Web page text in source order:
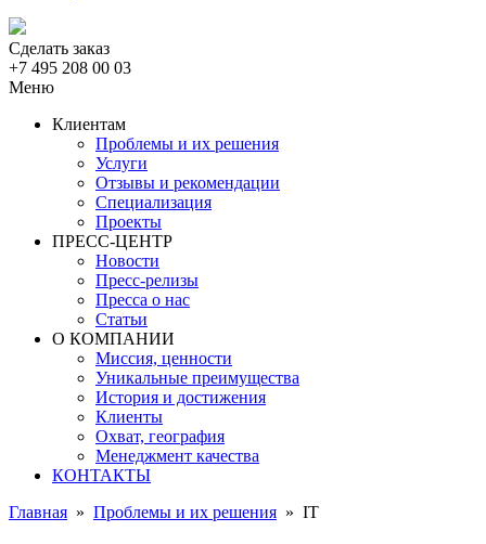
Сделать заказ
+7 495 208 00 03
Меню
Клиентам
Проблемы и их решения
Услуги
Отзывы и рекомендации
Специализация
Проекты
ПРЕСС-ЦЕНТР
Новости
Пресс-релизы
Пресса о нас
Статьи
О КОМПАНИИ
Миссия, ценности
Уникальные преимущества
История и достижения
Клиенты
Охват, география
Менеджмент качества
КОНТАКТЫ
Главная » Проблемы и их решения » IT